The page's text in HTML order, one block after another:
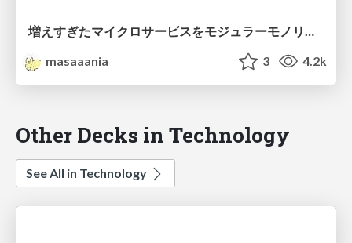
増えすぎたマイクロサービスをモジュラーモノリスに移行しているお話
masaaania
3 4.2k
Other Decks in Technology
See All in Technology